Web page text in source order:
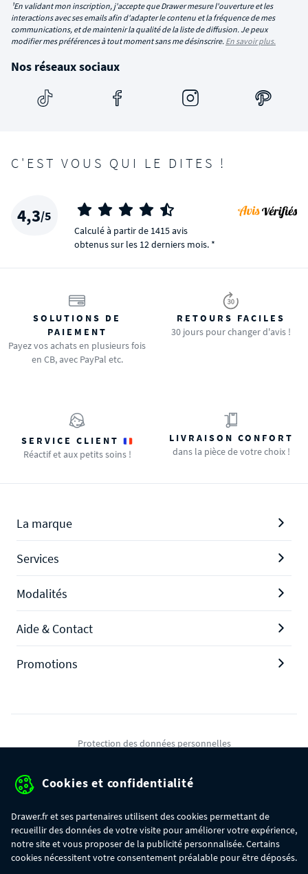
¹En validant mon inscription, j'accepte que Drawer mesure l'ouverture et les
interactions avec ses emails afin d'adapter le contenu et la fréquence de mes
communications, et de maintenir la qualité de la liste de diffusion. Je peux
modifier mes préférences à tout moment sans me désinscrire. En savoir plus.
Nos réseaux sociaux
C'EST VOUS QUI LE DITES !
4,3/5
Calculé à partir de 1415 avis
obtenus sur les 12 derniers mois. *
SOLUTIONS DE
PAIEMENT
Payez vos achats en plusieurs fois
en CB, avec PayPal etc.
RETOURS FACILES
30 jours pour changer d'avis !
SERVICE CLIENT
Réactif et aux petits soins !
LIVRAISON CONFORT
dans la pièce de votre choix !
La marque
Services
Modalités
Aide & Contact
Promotions
Protection des données personnelles
Gérer mes cookies
Cookies et confidentialité
Drawer.fr et ses partenaires utilisent des cookies permettant de
recueillir des données de votre visite pour améliorer votre expérience,
notre site et vous proposer de la publicité personnalisée. Certains
cookies nécessitent votre consentement préalable pour être déposés.